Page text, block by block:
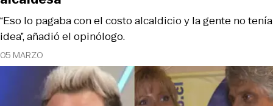
05 MARZO
“Eso lo pagaba con el costo alcaldicio y la gente no tenía
idea”, añadió el opinólogo.